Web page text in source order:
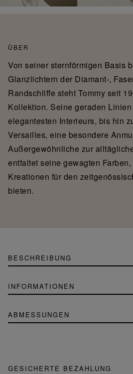
ÜBER
Von seiner sternförmigen Basis
Glanzlichtern der Diamant-,
Randschliffe steht Tommy seit
Kollektion. Seine geraden
elegantesten Interieurs, bis hin
Versailles, eine besondere
Außergewöhnliche zur
entfaltet seine gewagten
Kreationen für den
bieten.
BESCHREIBUNG
INFORMATIONEN
ABMESSUNGEN
GESICHERTE BEZAHLUNG